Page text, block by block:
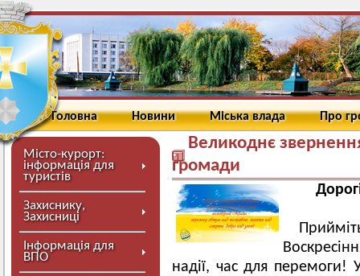
Головна Новини Міська влада Про
Місто-курорт:
інформація для
туристів
Захиснику,
Захисниці
Інформація для
ВПО
Великоднє
громади
надії, час для перемоги!